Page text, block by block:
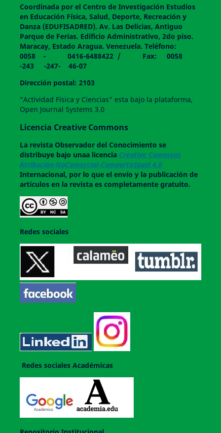
Coordinada por el Centro de Investigación Estudios
en Educación Física, Salud, Deporte, Recreación y
Danza (EDUFISADRED). Av. Las Delicias, Antiguo
Parque de Ferias. Edificio Administrativo, 2do piso.
Maracay, Estado Aragua. Venezuela. Teléfono:
0058 - 0416-6488422 / Fax: 0058
-243 -247- 46-07
Dirección postal: 2103
"Actividad Física y Ciencias" esta bajo la plataforma,
Open Journal Systems 3.0
Licencia Creative Commons
La revistaObservador del Conocimiento se
distribuye bajo unaa licencia Creative Commons
Atribución-NoComercial-CompartirIgual 4.0
Internacional, por lo que el envío y la publicación de
artículos en la revista es completamente gratuito.
Redes sociales
Redes sociales Académicas